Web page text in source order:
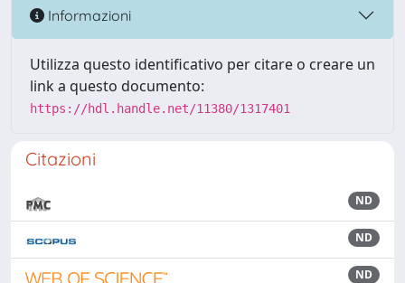
Informazioni
Utilizza questo identificativo per citare o creare un
link a questo documento:
https://hdl.handle.net/11380/1317401
Citazioni
ND
ND
ND